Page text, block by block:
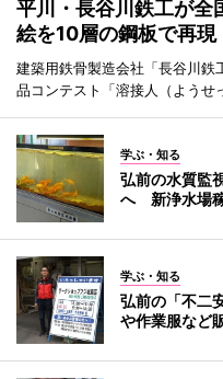
平川・長谷川鉄工が
絵を10層の鋼板で再現
建築用鉄骨製造会社「長谷川鉄
品コンテスト「溶接人（ようせ
学ぶ・知る
弘前の水質監
へ 新浄水場
学ぶ・知る
弘前の「不二
や作業服など